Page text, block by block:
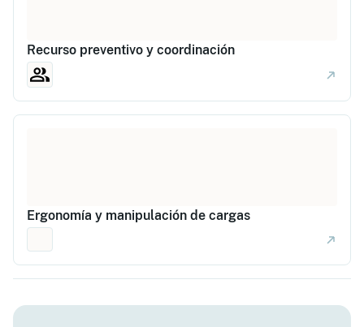
Recurso preventivo y coordinación
Ergonomía y manipulación de cargas